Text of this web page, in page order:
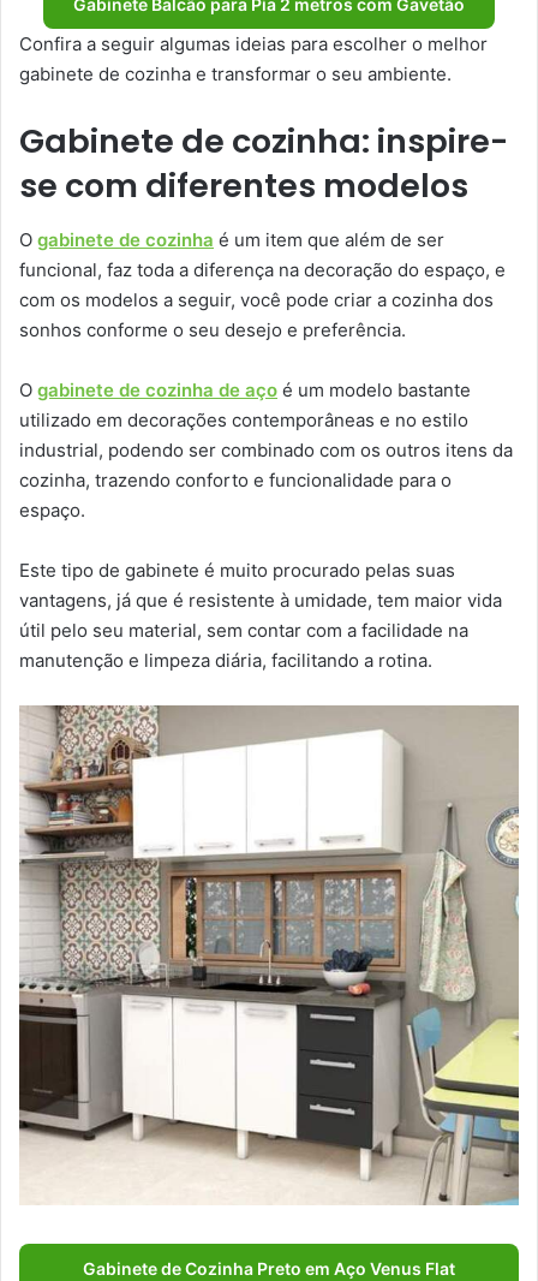
Gabinete Balcão para Pia 2 metros com Gavetão
Confira a seguir algumas ideias para escolher o melhor
gabinete de cozinha e transformar o seu ambiente.
Gabinete de cozinha: inspire-
se com diferentes modelos
O gabinete de cozinha é um item que além de ser
funcional, faz toda a diferença na decoração do espaço, e
com os modelos a seguir, você pode criar a cozinha dos
sonhos conforme o seu desejo e preferência.
O gabinete de cozinha de aço é um modelo bastante
utilizado em decorações contemporâneas e no estilo
industrial, podendo ser combinado com os outros itens da
cozinha, trazendo conforto e funcionalidade para o
espaço.
Este tipo de gabinete é muito procurado pelas suas
vantagens, já que é resistente à umidade, tem maior vida
útil pelo seu material, sem contar com a facilidade na
manutenção e limpeza diária, facilitando a rotina.
Gabinete de Cozinha Preto em Aço Venus Flat